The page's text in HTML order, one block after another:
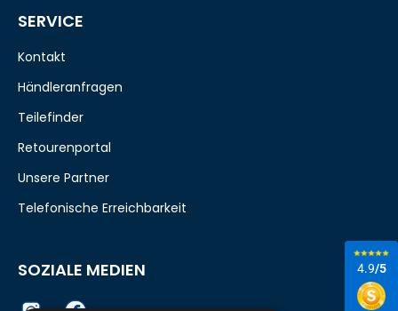
4.9/5
SERVICE
Kontakt
Händleranfragen
Teilefinder
Retourenportal
Unsere Partner
Telefonische Erreichbarkeit
SOZIALE MEDIEN